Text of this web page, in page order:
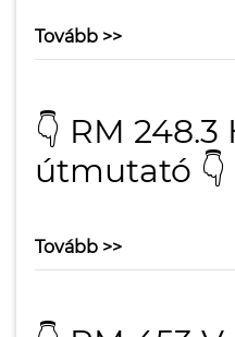
Tovább >>
👇 RM
útmutató 👇
Tovább >>